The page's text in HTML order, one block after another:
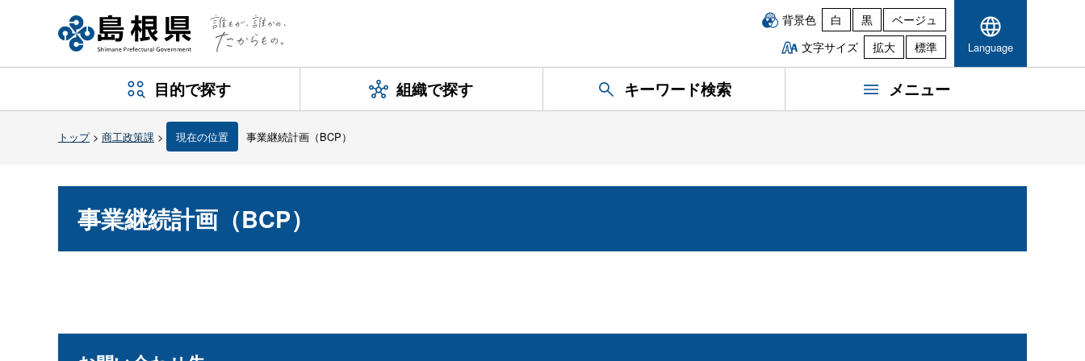
背景色 白 黒
ベージュ
文字サイズ
拡大 標準 Language
目的で探す 組織で探す キーワード検索 メニュー
トップ> 商工政策課 > 現在の位置 事業継続計画（BCP）
事業継続計画（BCP）